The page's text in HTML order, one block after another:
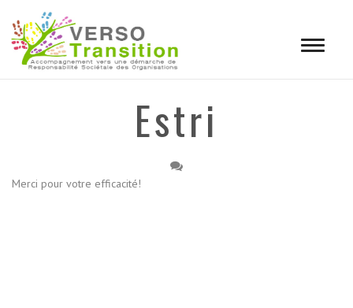
Toggle
Estri
Merci pour votre efficacité!